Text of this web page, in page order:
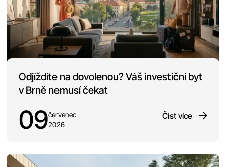
Odjíždíte na dovolenou? Váš investiční byt
v Brně nemusí čekat
09červenec
2026
Číst více